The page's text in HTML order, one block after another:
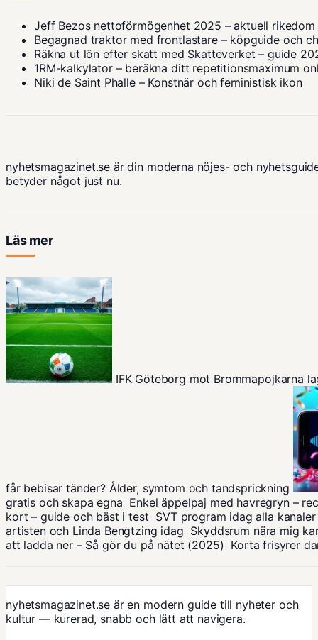
Jeff Bezos nettoförmögenhet 2025 – aktuell
Begagnad traktor med frontlastare – köpguide och
Räkna ut lön efter skatt med Skatteverket – guide
1RM-kalkylator – beräkna ditt repetitionsmaximum
Niki de Saint Phalle – Konstnär och feministisk ikon
nyhetsmagazinet.se är din moderna nöjes- och
betyder något just nu.
Läs mer
IFK Göteborg mot Brommapojkarna
får bebisar tänder? Ålder, symtom och tandsprickning
gratis och skapa egna Enkel äppelpaj med havregryn –
kort – guide och bäst i test SVT program idag alla
artisten och Linda Bengtzing idag Skyddsrum nära mig
att ladda ner – Så gör du på nätet (2025) Korta frisyrer
nyhetsmagazinet.se är en modern guide till nyheter och
kultur — kurerad, snabb och lätt att navigera.